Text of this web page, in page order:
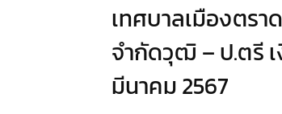
เทศบาลเมืองตรา
จำกัดวุฒิ – ป.ตรี
มีนาคม 2567